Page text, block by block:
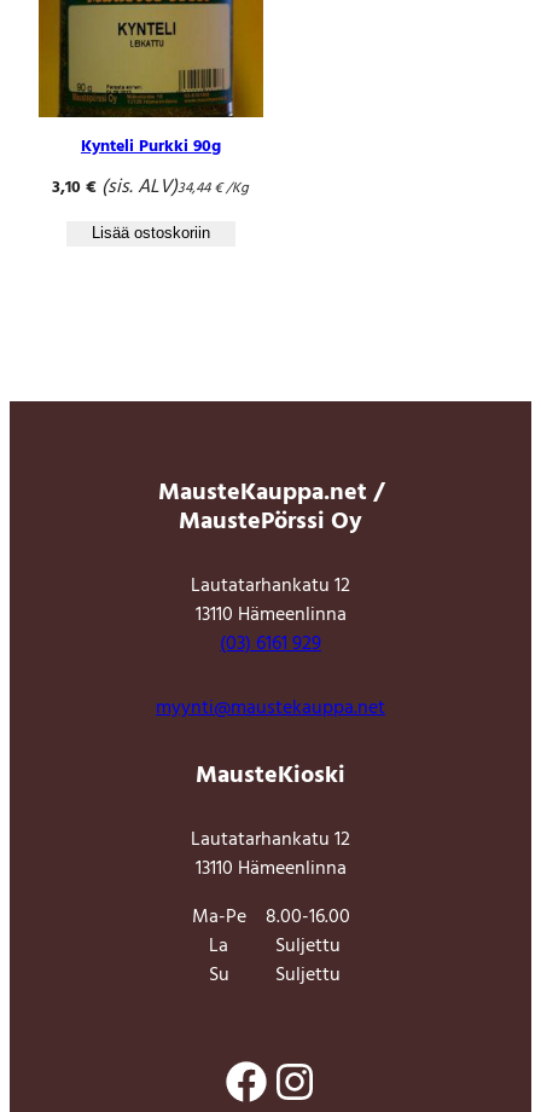
Kynteli Purkki 90g
3,10€ (sis. ALV)34,44€/Kg
Lisää ostoskoriin
MausteKauppa.net /
MaustePörssi Oy
Lautatarhankatu 12
13110 Hämeenlinna
(03) 6161 929
myynti@maustekauppa.net
MausteKioski
Lautatarhankatu 12
13110 Hämeenlinna
Ma-Pe
8.00-16.00
La
Suljettu
Su
Suljettu
Facebook Instagram